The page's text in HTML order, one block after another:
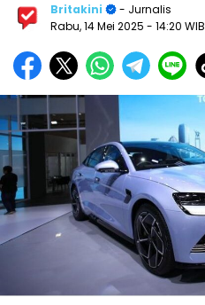
Britakini
- Jurnalis
Rabu, 14 Mei 2025 - 14:20 WIB